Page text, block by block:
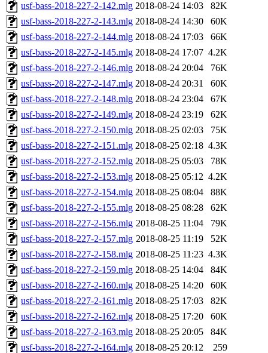
usf-bass-2018-227-2-142.mlg 2018-08-24 14:03
82K
usf-bass-2018-227-2-143.mlg 2018-08-24 14:30
60K
usf-bass-2018-227-2-144.mlg 2018-08-24 17:03
66K
usf-bass-2018-227-2-145.mlg 2018-08-24 17:07 4.2K
usf-bass-2018-227-2-146.mlg 2018-08-24 20:04
76K
usf-bass-2018-227-2-147.mlg 2018-08-24 20:31
60K
usf-bass-2018-227-2-148.mlg 2018-08-24 23:04
67K
usf-bass-2018-227-2-149.mlg 2018-08-24 23:19
62K
usf-bass-2018-227-2-150.mlg 2018-08-25 02:03
75K
usf-bass-2018-227-2-151.mlg 2018-08-25 02:18 4.3K
usf-bass-2018-227-2-152.mlg 2018-08-25 05:03
78K
usf-bass-2018-227-2-153.mlg 2018-08-25 05:12 4.2K
usf-bass-2018-227-2-154.mlg 2018-08-25 08:04
88K
usf-bass-2018-227-2-155.mlg 2018-08-25 08:28
62K
usf-bass-2018-227-2-156.mlg 2018-08-25 11:04
79K
usf-bass-2018-227-2-157.mlg 2018-08-25 11:19
52K
usf-bass-2018-227-2-158.mlg 2018-08-25 11:23 4.3K
usf-bass-2018-227-2-159.mlg 2018-08-25 14:04
84K
usf-bass-2018-227-2-160.mlg 2018-08-25 14:20
60K
usf-bass-2018-227-2-161.mlg 2018-08-25 17:03
82K
usf-bass-2018-227-2-162.mlg 2018-08-25 17:20
60K
usf-bass-2018-227-2-163.mlg 2018-08-25 20:05
84K
usf-bass-2018-227-2-164.mlg 2018-08-25 20:12
259